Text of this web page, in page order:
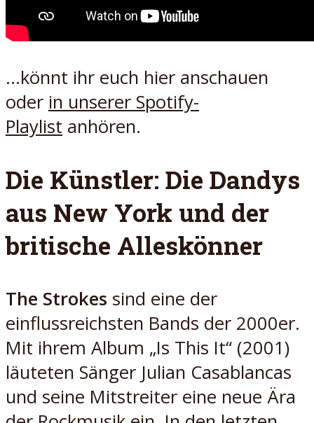
…könnt ihr euch hier anschauen
oder in unserer Spotify-
Playlist anhören.
Die Künstler: Die Dandys
aus New York und der
britische Alleskönner
The Strokes sind eine der
einflussreichsten Bands der 2000er.
Mit ihrem Album „Is This It“ (2001)
läuteten Sänger Julian Casablancas
und seine Mitstreiter eine neue Ära